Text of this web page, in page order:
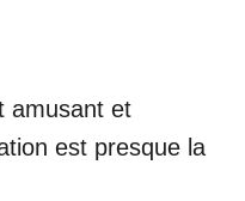
amusant et
est presque la